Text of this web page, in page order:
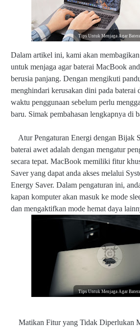
Tips Untuk Menjaga Agar
Dalam artikel ini, kami akan
untuk menjaga agar baterai MacBook
berusia panjang. Dengan mengikuti
menghindari kerusakan dini pada baterai
waktu penggunaan sebelum perlu
baru. Simak pembahasan lengkapnya di
Atur Pengaturan Energi dengan Bijak
baterai awet adalah dengan mengatur
secara tepat. MacBook memiliki fitur
Saver yang dapat anda akses melalui
Energy Saver. Dalam pengaturan ini,
kapan komputer akan masuk ke mode
dan mengaktifkan mode hemat daya
Tips Untuk Menjaga Agar
Matikan Fitur yang Tidak Diperlukan